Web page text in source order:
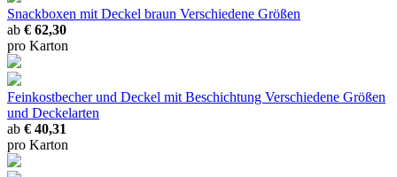
Snackboxen mit Deckel braun Verschiedene Größen
ab € 62,30
pro Karton
Feinkostbecher und Deckel mit Beschichtung Verschiedene Größen
und Deckelarten
ab € 40,31
pro Karton